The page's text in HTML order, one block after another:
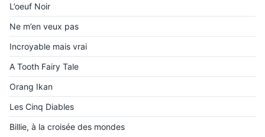
L’oeuf Noir
Ne m’en veux pas
Incroyable mais vrai
A Tooth Fairy Tale
Orang Ikan
Les Cinq Diables
Billie, à la croisée des mondes